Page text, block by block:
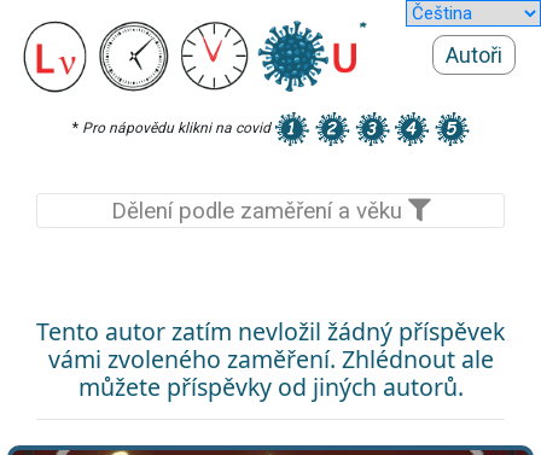
Autoři
* Pro nápovědu klikni na covid
Dělení podle zaměření a věku
Tento autor zatím nevložil žádný příspěvek
vámi zvoleného zaměření. Zhlédnout ale
můžete příspěvky od jiných autorů.